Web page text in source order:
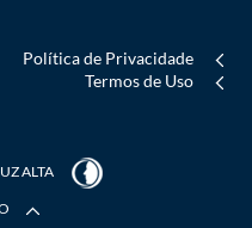
Política de Privacidade
Termos de Uso
ALTA